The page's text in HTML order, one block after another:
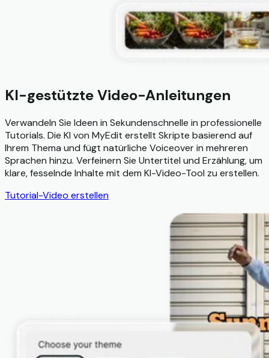
KI-gestützte Video-Anleitungen
Verwandeln Sie Ideen in Sekundenschnelle in professionelle
Tutorials. Die KI von MyEdit erstellt Skripte basierend auf
Ihrem Thema und fügt natürliche Voiceover in mehreren
Sprachen hinzu. Verfeinern Sie Untertitel und Erzählung, um
klare, fesselnde Inhalte mit dem KI-Video-Tool zu erstellen.
Tutorial-Video erstellen